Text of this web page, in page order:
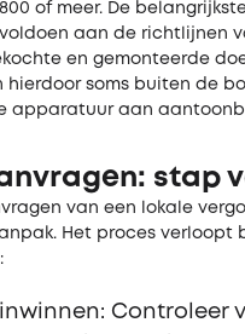
of meer. De
aan de richtlijnen
en gemonteerde
soms buiten de
apparatuur aan
stap
van een lokale
Het proces verloopt
Controleer